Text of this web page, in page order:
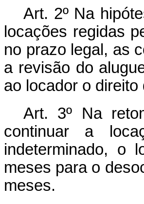
Art. 2º Na
locações regidas
no prazo legal, as
a revisão do
ao locador o
Art. 3º Na
continuar a
indeterminado, o
meses para o
meses.